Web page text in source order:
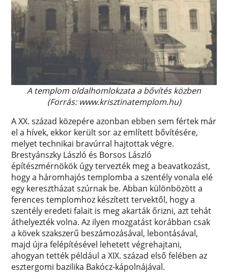
A templom oldalhomlokzata a bővítés közben
(Forrás: www.krisztinatemplom.hu)
A XX. század közepére azonban ebben sem fértek már
el a hívek, ekkor került sor az említett bővítésére,
melyet technikai bravúrral hajtottak végre.
Brestyánszky László és Borsos László
építészmérnökök úgy tervezték meg a beavatkozást,
hogy a háromhajós templomba a szentély vonala elé
egy keresztházat szúrnak be. Abban különbözött a
ferences templomhoz készített tervektől, hogy a
szentély eredeti falait is meg akarták őrizni, azt tehát
áthelyezték volna. Az ilyen mozgatást korábban csak
a kövek szakszerű beszámozásával, lebontásával,
majd újra felépítésével lehetett végrehajtani,
ahogyan tették például a XIX. század első felében az
esztergomi bazilika Bakócz-kápolnájával.